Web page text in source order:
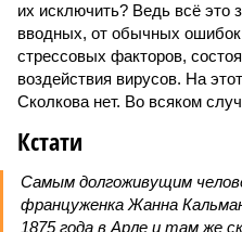
их исключить? Ведь всё это
вводных, от обычных
стрессовых факторов,
воздействия вирусов. На
Сколкова нет. Во всяком
Кстати
Самым долгоживущим
француженка Жанна
1875 года в Арле и там же